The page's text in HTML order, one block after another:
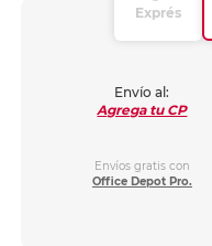
Exprés
Envío al:
Agrega tu CP
Envíos gratis con
Office Depot Pro.